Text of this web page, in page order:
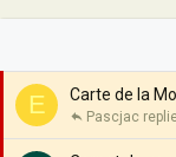
E Carte de la
Pascjac